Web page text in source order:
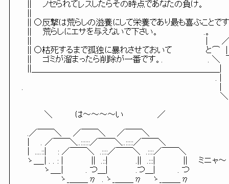
||　　ノセられてレスしたらその時点であなたの負け。　　　　　
|| ○反撃は荒らしの滋養にして栄養であり最も喜ぶことです｡　
||　　荒らしにエサを与えないで下さい。　　　　　　　　.。　　
||　　　　　　　　　　　　　　　　　　　　　　　　　　　　　　　|　
|| ○枯死するまで孤独に暴れさせておいて　　　　　　と⌒　
||　　ゴミが溜まったら削除が一番です。.　　　　　　　　.
＼　. ´|＼　　i、　..|
＼　　　　は～～～～い　　　　　　／　　　　　　　　　　
.／￣￣＼　　／￣￣＼　　／￣￣＼
|　　. ／￣￣＼..::::::／￣￣＼..:::::／￣￣＼
|　....::|　　: ／￣￣＼　.::::／￣￣＼　.::::／￣￣＼
ゝ＿_| . . : |　　　　　||　.::|　　　　　.||　.:::|　　　　　||　　ミニャ～
ゝ＿_|　　　　. つ＿|　　　　　.つ＿|　　　　. つ
ゝ_＿＿_η　. ゝ_＿＿_η　　ゝ_＿＿_η